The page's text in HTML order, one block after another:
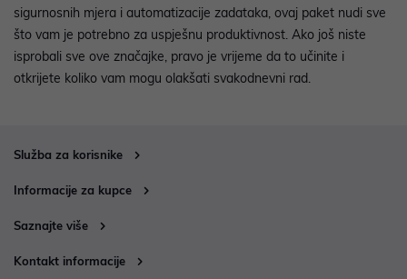
sigurnosnih mjera i automatizacije zadataka, ovaj paket nudi sve
što vam je potrebno za uspješnu produktivnost. Ako još niste
isprobali sve ove značajke, pravo je vrijeme da to učinite i
otkrijete koliko vam mogu olakšati svakodnevni rad.
Služba za korisnike
Informacije za kupce
Saznajte više
Kontakt informacije